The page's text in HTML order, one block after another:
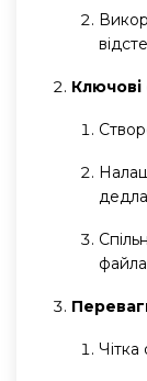
Ключові
Чітка